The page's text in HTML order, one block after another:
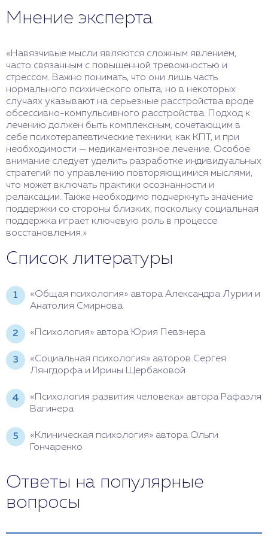
Мнение эксперта
«Навязчивые мысли являются сложным явлением,
часто связанным с повышенной тревожностью и
стрессом. Важно понимать, что они лишь часть
нормального психического опыта, но в некоторых
случаях указывают на серьезные расстройства вроде
обсессивно-компульсивного расстройства. Подход к
лечению должен быть комплексным, сочетающим в
себе психотерапевтические техники, как КПТ, и при
необходимости — медикаментозное лечение. Особое
внимание следует уделить разработке индивидуальных
стратегий по управлению повторяющимися мыслями,
что может включать практики осознанности и
релаксации. Также необходимо подчеркнуть значение
поддержки со стороны близких, поскольку социальная
поддержка играет ключевую роль в процессе
восстановления.»
Список литературы
«Общая психология» автора Александра Лурии и
Анатолия Смирнова
«Психология» автора Юрия Певзнера
«Социальная психология» авторов Сергея
Лянгдорфа и Ирины Щербаковой
«Психология развития человека» автора Рафаэля
Вагинера
«Клиническая психология» автора Ольги
Гончаренко
Ответы на популярные
вопросы